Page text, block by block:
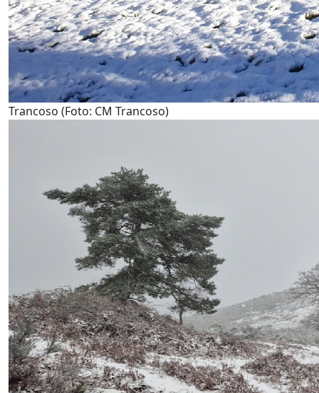
Trancoso (Foto: CM Trancoso)